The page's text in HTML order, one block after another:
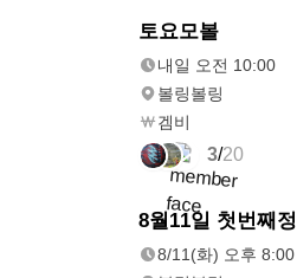
토요모볼
내일 오전 10:00
볼링볼링
겜비
3/20
8월11일 첫번째
8/11(화) 오후 8:00